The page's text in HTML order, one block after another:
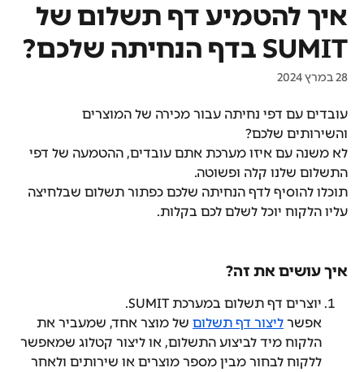
איך להטמיע דף תשלום של
SUMIT בדף הנחיתה שלכם?
28 במרץ 2024
עובדים עם דפי נחיתה עבור מכירה של המוצרים
והשירותים שלכם?
לא משנה עם איזו מערכת אתם עובדים, ההטמעה של דפי
התשלום שלנו קלה ופשוטה.
תוכלו להוסיף לדף הנחיתה שלכם כפתור תשלום שבלחיצה
עליו הלקוח יוכל לשלם לכם בקלות.
איך עושים את זה?
יוצרים דף תשלום במערכת SUMIT.
אפשר ליצור דף תשלום של מוצר אחד, שמעביר את
הלקוח מיד לביצוע התשלום, או ליצור קטלוג שמאפשר
ללקוח לבחור מבין מספר מוצרים או שירותים ולאחר